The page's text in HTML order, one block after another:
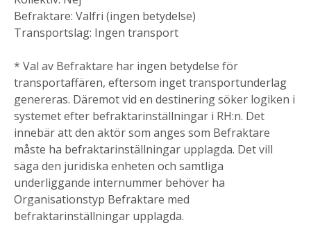
Befraktare: Valfri (ingen betydelse)
Transportslag: Ingen transport
* Val av Befraktare har ingen betydelse för
transportaffären, eftersom inget transportunderlag
genereras. Däremot vid en destinering söker logiken i
systemet efter befraktarinställningar i RH:n. Det
innebär att den aktör som anges som Befraktare
måste ha befraktarinställningar upplagda. Det vill
säga den juridiska enheten och samtliga
underliggande internummer behöver ha
Organisationstyp Befraktare med
befraktarinställningar upplagda.